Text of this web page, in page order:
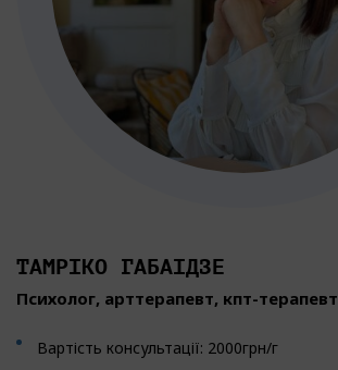
ТАМРІКО ГАБАІДЗЕ
Психолог, арттерапевт, кпт-терапевт
Вартість консультації: 2000грн/г